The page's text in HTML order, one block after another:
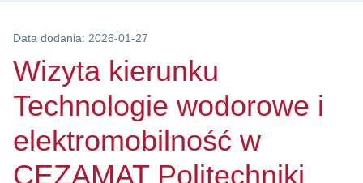
Data dodania: 2026-01-27
Wizyta kierunku
Technologie wodorowe i
elektromobilność w
CEZAMAT Politechniki